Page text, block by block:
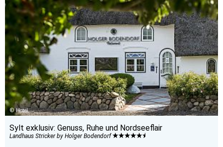
Hotel
Sylt exklusiv: Genuss, Ruhe und Nordseeflair
Landhaus Stricker by Holger Bodendorf